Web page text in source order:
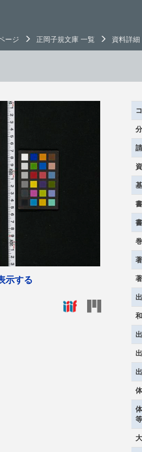
ージ 正岡子規文庫 一覧 資料詳細
示する
等